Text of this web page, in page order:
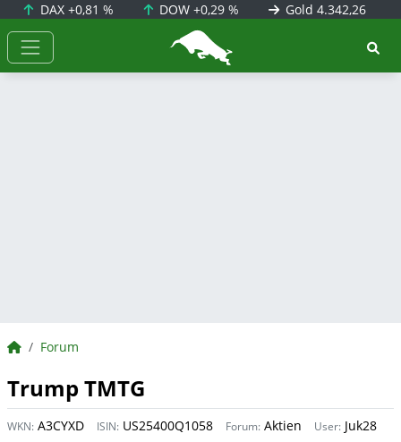
DAX +0,81 % DOW+0,29 % Gold 4.342,26
BörsenNEWS.de
BörsenNEWS.de
Forum
Trump TMTG
WKN: A3CYXD ISIN: US25400Q1058 Forum: Aktien User: Juk28